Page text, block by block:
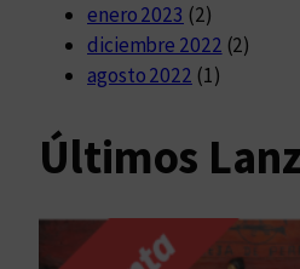
enero 2023 (2)
diciembre 2022 (2)
agosto 2022 (1)
Últimos